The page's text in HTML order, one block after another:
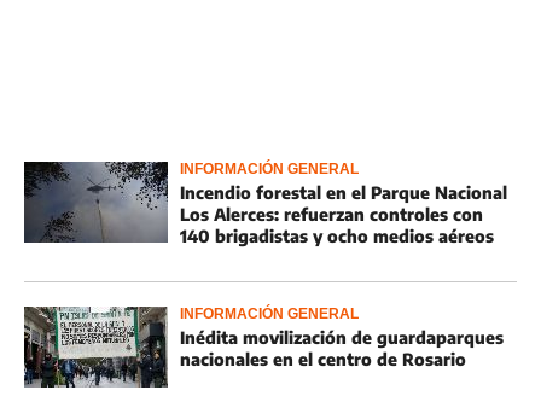
INFORMACIÓN GENERAL
Incendio forestal en el Parque Nacional
Los Alerces: refuerzan controles con
140 brigadistas y ocho medios aéreos
INFORMACIÓN GENERAL
Inédita movilización de guardaparques
nacionales en el centro de Rosario